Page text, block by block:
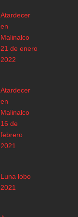
Atardecer
en
Malinalco
21 de enero
2022
Atardecer
en
Malinalco
16 de
febrero
2021
Luna lobo
2021